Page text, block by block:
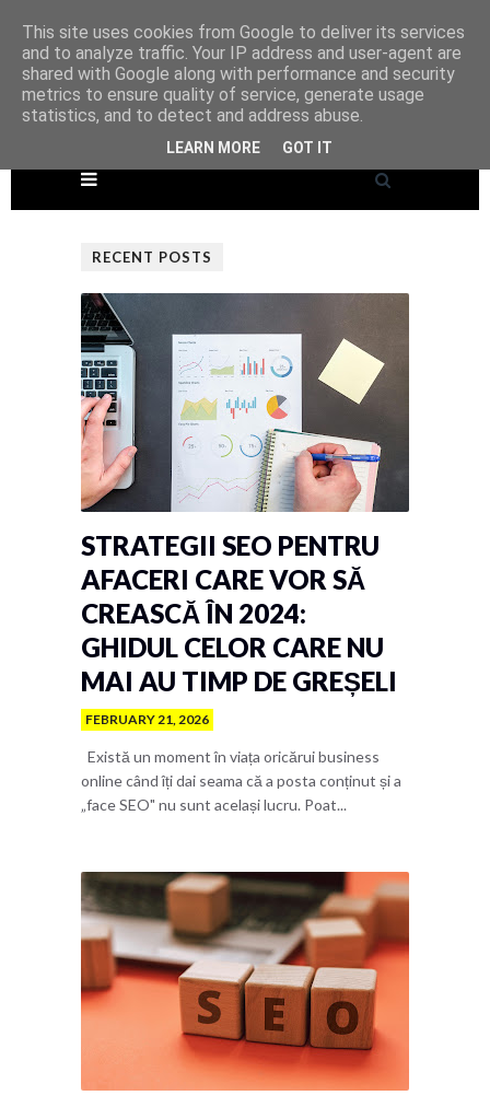
RECENT POSTS
STRATEGII SEO PENTRU
AFACERI CARE VOR SĂ
CREASCĂ ÎN 2024:
GHIDUL CELOR CARE NU
MAI AU TIMP DE GREȘELI
FEBRUARY 21, 2026
Există un moment în viața oricărui business
online când îți dai seama că a posta conținut și a
„face SEO" nu sunt același lucru. Poat...
This site uses cookies from Google to deliver its services
and to analyze traffic. Your IP address and user-agent are
shared with Google along with performance and security
metrics to ensure quality of service, generate usage
statistics, and to detect and address abuse.
LEARN MORE GOT IT